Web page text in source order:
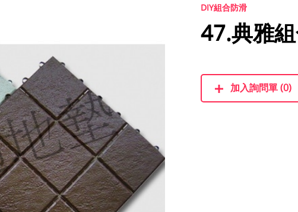
DIY組合防滑
47.典雅
加入詢問單 (0)